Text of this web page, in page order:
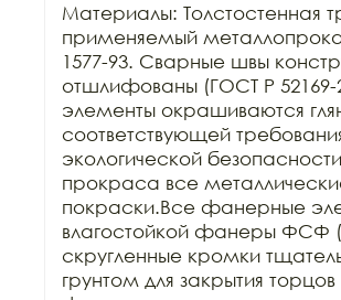
Материалы: Толстостенная
применяемый
1577-93. Сварные швы
отшлифованы (ГОСТ Р 52169-
элементы окрашиваются
соответствующей
экологической
прокраса все
покраски.Все фанерные
влагостойкой фанеры ФСФ
скругленные кромки
грунтом для закрытия